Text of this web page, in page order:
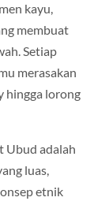
kayu,
membuat
Setiap
merasakan
hingga lorong
Ubud adalah
luas,
etnik